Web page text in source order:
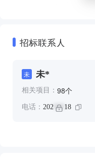
招标联系人
未 未*
相关项目： 98个
电话： 202 *** 18